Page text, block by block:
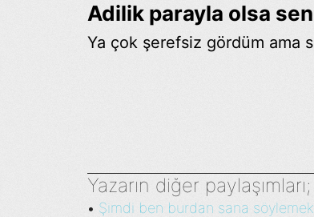
Adilik parayla olsa
Ya çok şerefsiz gördüm ama
Yazarın diğer paylaşımları;
• Şimdi ben burdan sana